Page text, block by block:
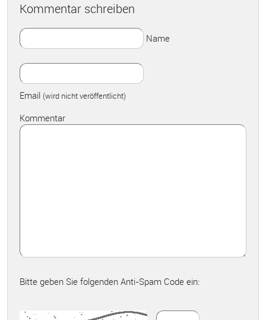
Kommentar schreiben
Name
Email (wird nicht veröffentlicht)
Kommentar
Bitte geben Sie folgenden Anti-Spam Code ein: